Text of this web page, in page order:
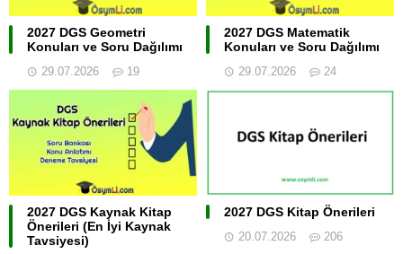
2027 DGS Geometri
Konuları ve Soru Dağılımı
29.07.2026 19
2027 DGS Matematik
Konuları ve Soru Dağılımı
29.07.2026 24
2027 DGS Kaynak Kitap
Önerileri (En İyi Kaynak
Tavsiyesi)
2027 DGS Kitap Önerileri
20.07.2026 206